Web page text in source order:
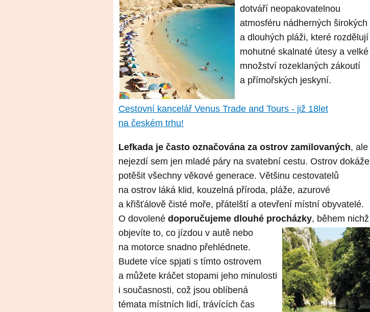
dotváří neopakovatelnou
atmosféru nádherných širokých
a dlouhých pláži, které rozdělují
mohutné skalnaté útesy a velké
množství rozeklaných zákoutí
a přímořských jeskyní.
Cestovní kancelář Venus Trade and Tours - již 18let
na českém trhu!
Lefkada je často označována za ostrov zamilovaných, ale
nejezdí sem jen mladé páry na svatební cestu. Ostrov dokáže
potěšit všechny věkové generace. Většinu cestovatelů
na ostrov láká klid, kouzelná příroda, pláže, azurové
a křišťálově čisté moře, přátelští a otevření místní obyvatelé.
O dovolené doporučujeme dlouhé procházky, během nichž
objevíte to, co jízdou v autě nebo
na motorce snadno přehlédnete.
Budete více spjati s tímto ostrovem
a můžete kráčet stopami jeho minulosti
i současnosti, což jsou oblíbená
témata místních lidí, trávících čas